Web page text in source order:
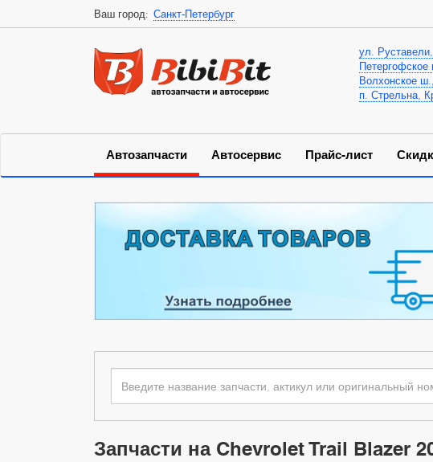
Ваш город: Санкт-Петербург
ул.
Волхонское
п. Стрельна,
Автозапчасти Автосервис Прайс-лист
Запчасти на Chevrolet Trail Blazer